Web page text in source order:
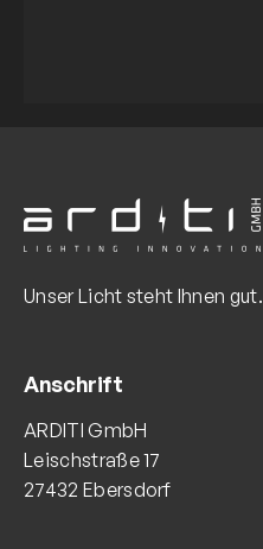
Unser Licht steht Ihnen gut.
Anschrift
ARDITI GmbH
Leischstraße 17
27432 Ebersdorf